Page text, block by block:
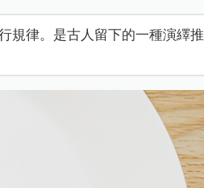
規律。是古人留下的一種演繹推